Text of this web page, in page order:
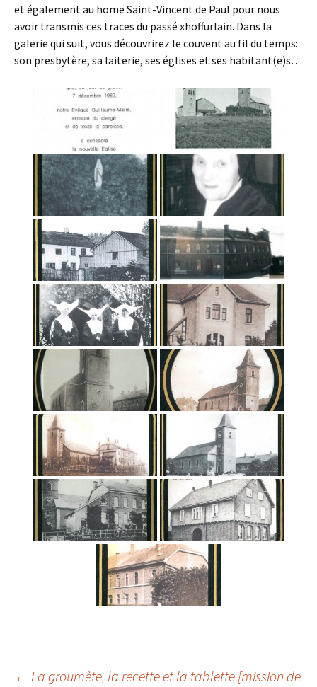
et également au home Saint-Vincent de Paul pour nous
avoir transmis ces traces du passé xhoffurlain. Dans la
galerie qui suit, vous découvrirez le couvent au fil du temps:
son presbytère, sa laiterie, ses églises et ses habitant(e)s…
← La groumète, la recette et la tablette [mission de